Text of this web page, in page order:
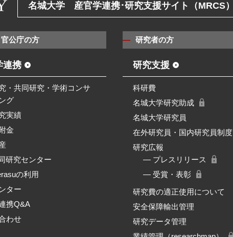
名城大学 産官学連携･研究支援サイト（MRCS）
公庁の方
連携
・共同研究・学術コンサ
グ
実績
金
研究センター
の利用
ター
携Q&A
わせ
研究者の方
研究支援
科研費
名城大学研究助成
名城大学研究員
在外研究員・国内研究員制度
研究広報
― プレスリリース
― 受賞・表彰
研究費の適正使用について
安全保障輸出管理
研究データ管理